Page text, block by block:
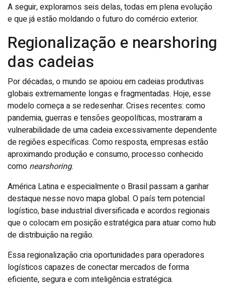
A seguir, exploramos seis delas, todas em plena evolução
e que já estão moldando o futuro do comércio exterior.
Regionalização e nearshoring
das cadeias
Por décadas, o mundo se apoiou em cadeias produtivas
globais extremamente longas e fragmentadas. Hoje, esse
modelo começa a se redesenhar. Crises recentes: como
pandemia, guerras e tensões geopolíticas, mostraram a
vulnerabilidade de uma cadeia excessivamente dependente
de regiões específicas. Como resposta, empresas estão
aproximando produção e consumo, processo conhecido
como nearshoring.
América Latina e especialmente o Brasil passam a ganhar
destaque nesse novo mapa global. O país tem potencial
logístico, base industrial diversificada e acordos regionais
que o colocam em posição estratégica para atuar como hub
de distribuição na região.
Essa regionalização cria oportunidades para operadores
logísticos capazes de conectar mercados de forma
eficiente, segura e com inteligência estratégica.